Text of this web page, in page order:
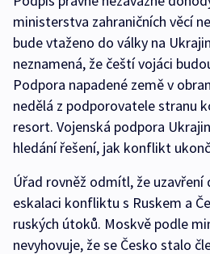
ministerstva zahraničních věcí
bude vtaženo do války na
neznamená, že čeští vojáci
Podpora napadené země v
nedělá z podporovatele stranu
resort. Vojenská podpora
hledání řešení, jak konflikt
Úřad rovněž odmítl, že uzavření
eskalaci konfliktu s Ruskem a
ruských útoků. Moskvě podle
nevyhovuje, že se Česko stalo